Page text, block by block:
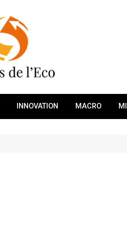
INNOVATION MACRO